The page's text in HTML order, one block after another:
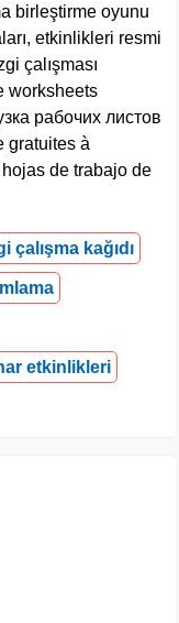
birleştirme oyunu
etkinlikleri resmi
çalışması
worksheets
рабочих листов
gratuites à
de trabajo de
çalışma kağıdı
etkinlikleri